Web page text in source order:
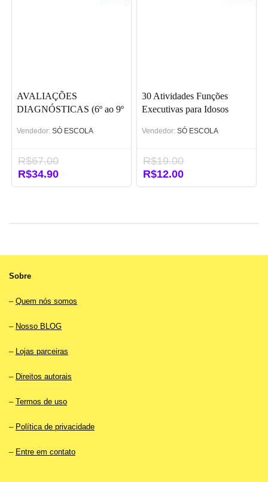
AVALIAÇÕES
DIAGNÓSTICAS (6º ao 9º
Vendedor: SÓ ESCOLA
R$67.00
O
preço
R$67.00.
R$34.90O
preço
R$34.90.
30 Atividades Funções
Executivas para Idosos
Vendedor: SÓ ESCOLA
R$19.00
O
preço
R$19.00.
R$12.00O
preço
R$12.00.
Sobre
– Quem nós somos
– Nosso BLOG
– Lojas parceiras
– Direitos autorais
– Termos de uso
– Política de privacidade
– Entre em contato